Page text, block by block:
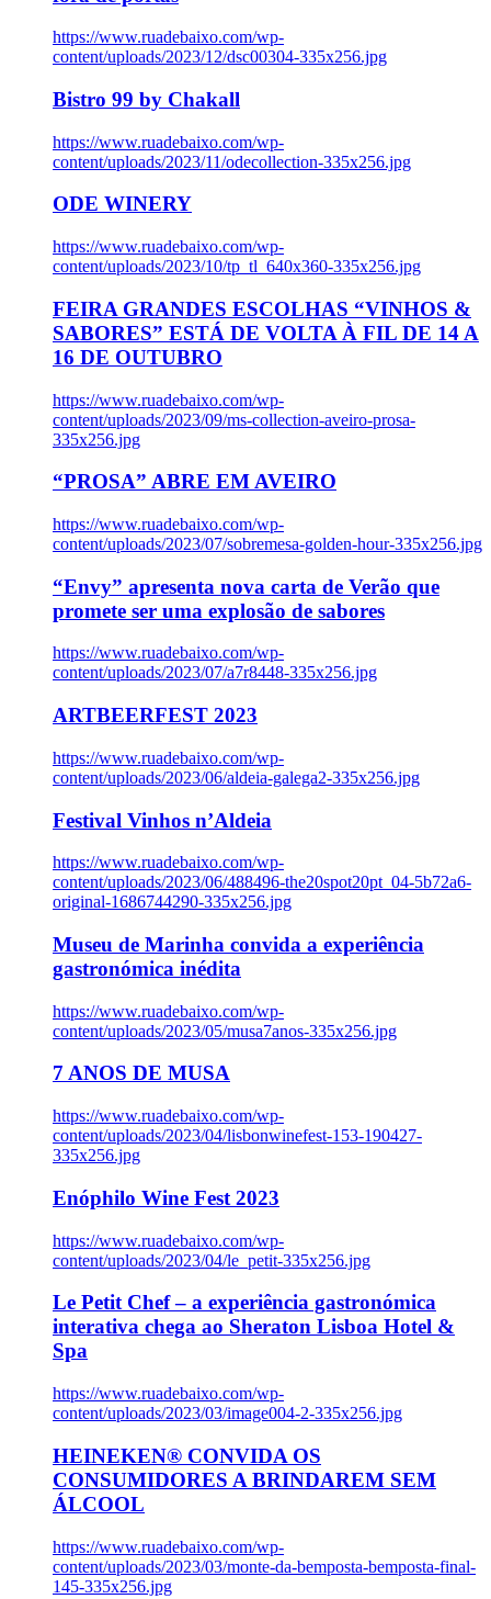
https://www.ruadebaixo.com/wp-
content/uploads/2023/12/dsc00304-335x256.jpg
Bistro 99 by Chakall
https://www.ruadebaixo.com/wp-
content/uploads/2023/11/odecollection-335x256.jpg
ODE WINERY
https://www.ruadebaixo.com/wp-
content/uploads/2023/10/tp_tl_640x360-335x256.jpg
FEIRA GRANDES ESCOLHAS “VINHOS &
SABORES” ESTÁ DE VOLTA À FIL DE 14 A
16 DE OUTUBRO
https://www.ruadebaixo.com/wp-
content/uploads/2023/09/ms-collection-aveiro-prosa-
335x256.jpg
“PROSA” ABRE EM AVEIRO
https://www.ruadebaixo.com/wp-
content/uploads/2023/07/sobremesa-golden-hour-335x256.jpg
“Envy” apresenta nova carta de Verão que
promete ser uma explosão de sabores
https://www.ruadebaixo.com/wp-
content/uploads/2023/07/a7r8448-335x256.jpg
ARTBEERFEST 2023
https://www.ruadebaixo.com/wp-
content/uploads/2023/06/aldeia-galega2-335x256.jpg
Festival Vinhos n’Aldeia
https://www.ruadebaixo.com/wp-
content/uploads/2023/06/488496-the20spot20pt_04-5b72a6-
original-1686744290-335x256.jpg
Museu de Marinha convida a experiência
gastronómica inédita
https://www.ruadebaixo.com/wp-
content/uploads/2023/05/musa7anos-335x256.jpg
7 ANOS DE MUSA
https://www.ruadebaixo.com/wp-
content/uploads/2023/04/lisbonwinefest-153-190427-
335x256.jpg
Enóphilo Wine Fest 2023
https://www.ruadebaixo.com/wp-
content/uploads/2023/04/le_petit-335x256.jpg
Le Petit Chef – a experiência gastronómica
interativa chega ao Sheraton Lisboa Hotel &
Spa
https://www.ruadebaixo.com/wp-
content/uploads/2023/03/image004-2-335x256.jpg
HEINEKEN® CONVIDA OS
CONSUMIDORES A BRINDAREM SEM
ÁLCOOL
https://www.ruadebaixo.com/wp-
content/uploads/2023/03/monte-da-bemposta-bemposta-final-
145-335x256.jpg